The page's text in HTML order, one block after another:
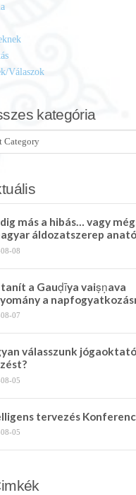
Válaszok
kategória
más a hibás… vagy
áldozatszerep
08
a Gauḍīya vaiṣṇava
a
07
válasszunk jógaoktató
05
tervezés
05